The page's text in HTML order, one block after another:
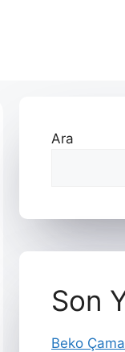
Ara
Son
Beko